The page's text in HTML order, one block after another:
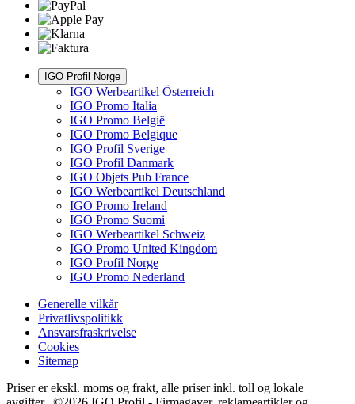
IGO Profil Norge
IGO Werbeartikel Österreich
IGO Promo Italia
IGO Promo België
IGO Promo Belgique
IGO Profil Sverige
IGO Profil Danmark
IGO Objets Pub France
IGO Werbeartikel Deutschland
IGO Promo Ireland
IGO Promo Suomi
IGO Werbeartikel Schweiz
IGO Promo United Kingdom
IGO Profil Norge
IGO Promo Nederland
Generelle vilkår
Privatlivspolitikk
Ansvarsfraskrivelse
Cookies
Sitemap
Priser er ekskl. moms og frakt, alle priser inkl. toll og lokale